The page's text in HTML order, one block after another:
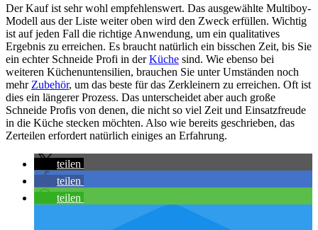
Der Kauf ist sehr wohl empfehlenswert. Das ausgewählte Multiboy-
Modell aus der Liste weiter oben wird den Zweck erfüllen. Wichtig
ist auf jeden Fall die richtige Anwendung, um ein qualitatives
Ergebnis zu erreichen. Es braucht natürlich ein bisschen Zeit, bis Sie
ein echter Schneide Profi in derKüche sind. Wie ebenso bei
weiteren Küchenuntensilien, brauchen Sie unter Umständen noch
mehr Zubehör, um das beste für das Zerkleinern zu erreichen. Oft ist
dies ein längerer Prozess. Das unterscheidet aber auch große
Schneide Profis von denen, die nicht so viel Zeit und Einsatzfreude
in die Küche stecken möchten. Also wie bereits geschrieben, das
Zerteilen erfordert natürlich einiges an Erfahrung.
teilen
teilen
teilen